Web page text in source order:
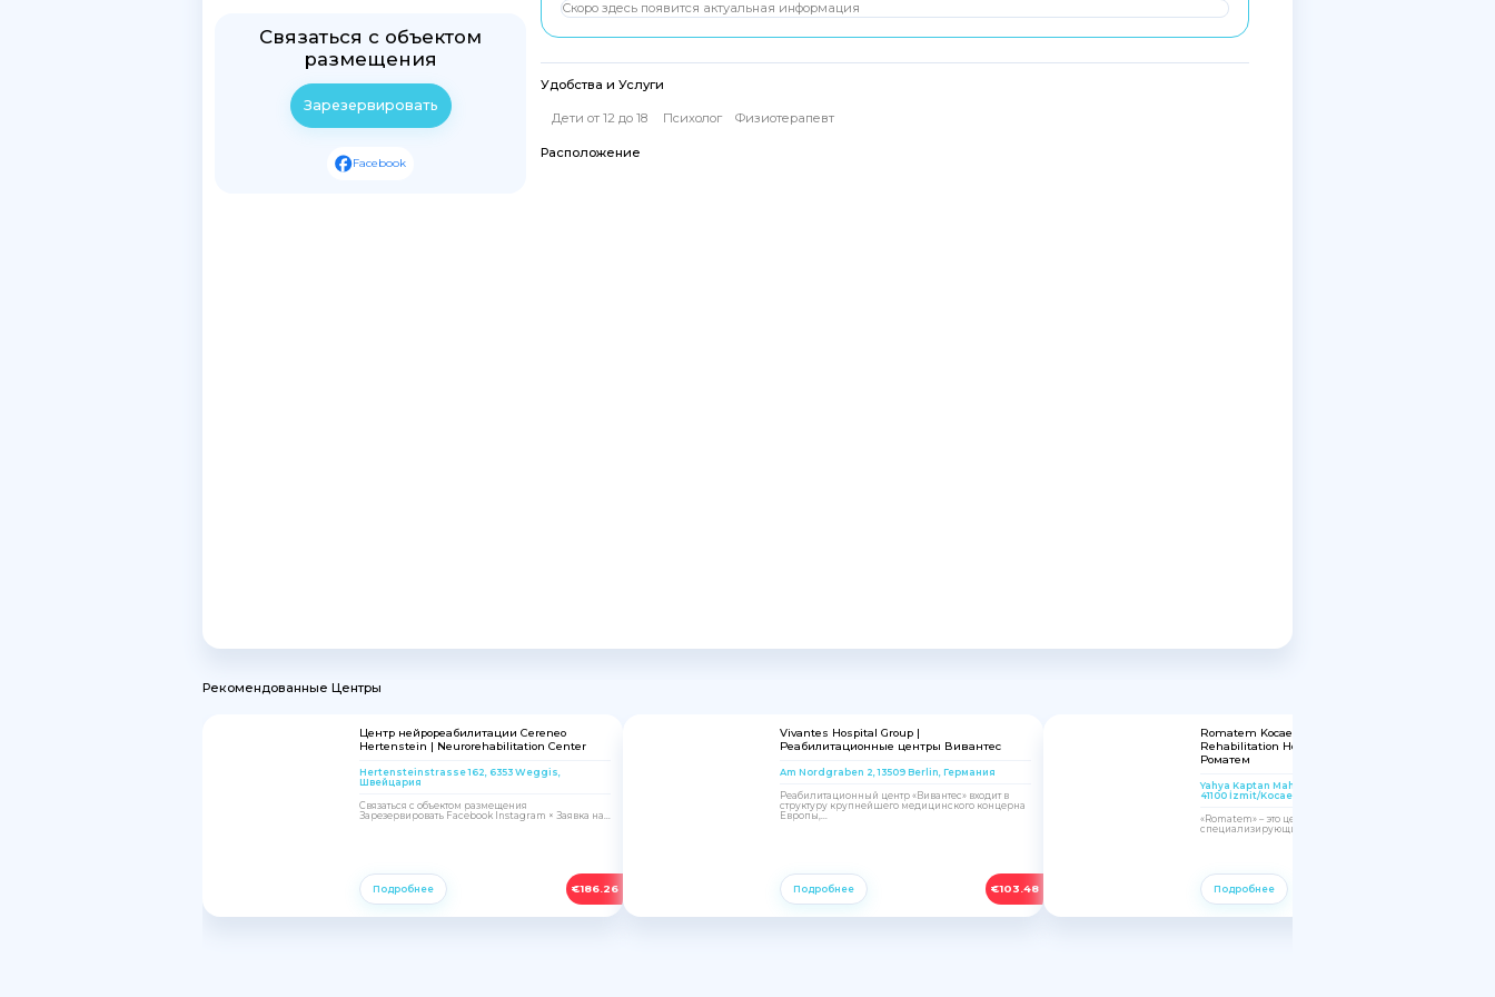
Связаться с объектом
размещения
Зарезервировать
Facebook
Скоро здесь появится актуальная информация
Удобства и Услуги
Дети от 12 до 18 Психолог Физиотерапевт
Расположение
Рекомендованные Центры
€186.26
Центр нейрореабилитации Cereneo
Hertenstein | Neurorehabilitation Center
Hertensteinstrasse 162, 6353 Weggis,
Швейцария
Связаться с объектом размещения
Зарезервировать Facebook Instagram × Заявка на...
Подробнее €103.48
Vivantes Hospital Group |
Реабилитационные центры Вивантес
Am Nordgraben 2, 13509 Berlin, Германия
Реабилитационный центр «Вивантес» входит в
структуру крупнейшего медицинского концерна
Европы,...
Подробнее
Romatem Kocaeli Physical Therapy and
Rehabilitation Hospital | Сеть клиник
Роматем
Yahya Kaptan Mah, Hanedan Sk. No:4, 41100,
41100 İzmit/Kocaeli, Turkey
«Romatem» – это целая сеть медицинских центров,
специализирующихся на восстановительной...
Подробнее